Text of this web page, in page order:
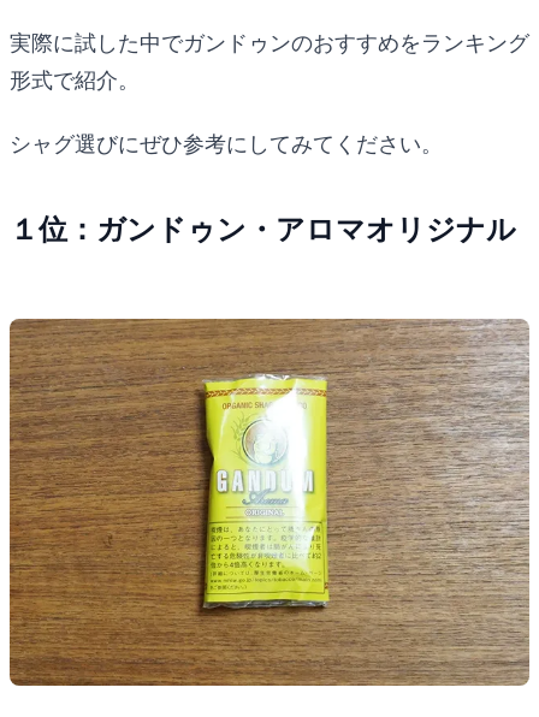
実際に試した中でガンドゥンのおすすめをランキング
形式で紹介。
シャグ選びにぜひ参考にしてみてください。
１位：ガンドゥン・アロマオリジナル